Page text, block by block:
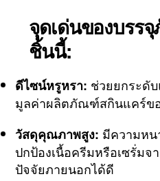
จุดเด่นของบรร
ชิ้นนี้:
ดีไซน์หรูหรา: ช่วยยกระดั
มูลค่าผลิตภัณฑ์สกินแคร์ข
วัสดุคุณภาพสูง: มีความห
ปกป้องเนื้อครีมหรือเซรั่มจ
ปัจจัยภายนอกได้ดี